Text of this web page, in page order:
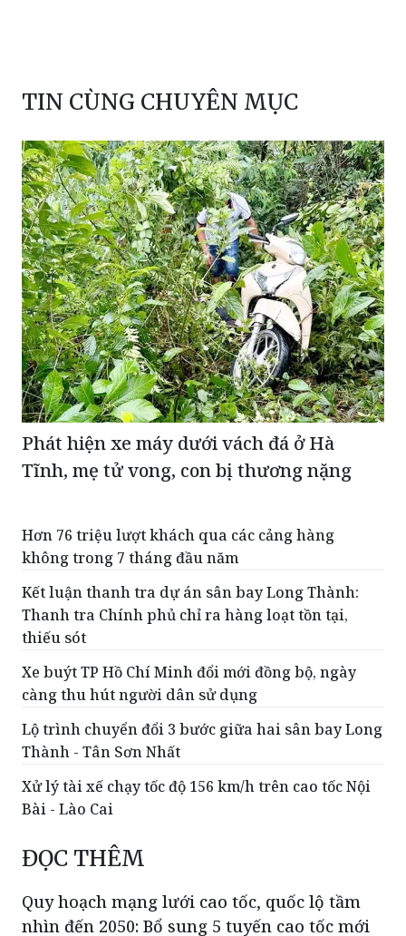
TIN CÙNG CHUYÊN MỤC
Phát hiện xe máy dưới vách đá ở Hà
Tĩnh, mẹ tử vong, con bị thương nặng
Hơn 76 triệu lượt khách qua các cảng hàng
không trong 7 tháng đầu năm
Kết luận thanh tra dự án sân bay Long Thành:
Thanh tra Chính phủ chỉ ra hàng loạt tồn tại,
thiếu sót
Xe buýt TP Hồ Chí Minh đổi mới đồng bộ, ngày
càng thu hút người dân sử dụng
Lộ trình chuyển đổi 3 bước giữa hai sân bay Long
Thành - Tân Sơn Nhất
Xử lý tài xế chạy tốc độ 156 km/h trên cao tốc Nội
Bài - Lào Cai
ĐỌC THÊM
Quy hoạch mạng lưới cao tốc, quốc lộ tầm
nhìn đến 2050: Bổ sung 5 tuyến cao tốc mới